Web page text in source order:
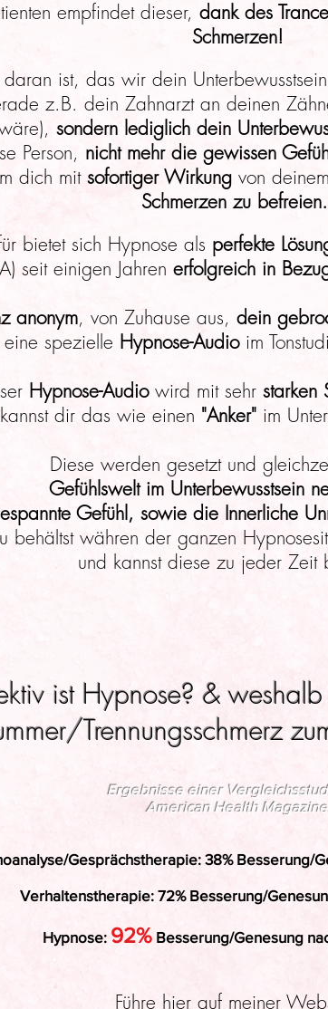
empfindet dieser, dank des
Schmerzen!
daran ist, das wir dein
z.B. dein Zahnarzt an deinen
sondern lediglich dein
Person, nicht mehr die gewissen
dich mit sofortiger Wirkung von deinem
Schmerzen zu befreien.
bietet sich Hypnose als perfekte
seit einigen Jahren erfolgreich in
anonym, von Zuhause aus, dein
spezielle Hypnose-Audio im
Hypnose-Audiowird mit sehr starken
dir das wie einen "Anker"im
Diese werden gesetzt und
Gefühlswelt im Unterbewusstsein
Gefühl, sowie die Innerliche
behältst währen der ganzen
und kannst diese zu jeder Zeit
ist Hypnose? &
Trennungsschmerz
Ergebnisse einer
American Health
Gesprächstherapie: 38% Besserung/
Verhaltenstherapie: 72% Besserung/
Hypnose: 92%Besserung/Genesung
Führe hier auf meiner